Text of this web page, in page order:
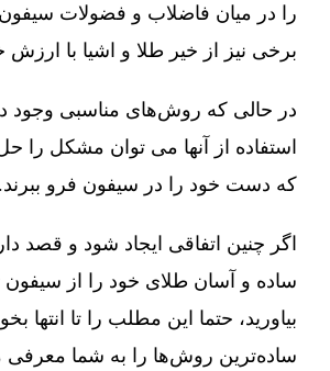
را در میان فاضلاب و فضولات سیفون
برخی نیز از خیر طلا و اشیا با ارزش
در حالی که روش‌های مناسبی وجود
استفاده از آنها می توان مشکل را
که دست خود را در سیفون فرو ببرند.
اگر چنین اتفاقی ایجاد شود و قصد
ساده و آسان طلای خود را از سیفون
بیاورید، حتما این مطلب را تا انتها
ساده‌ترین روش‌ها را به شما معرفی